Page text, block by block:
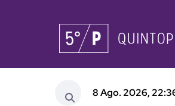
8 Ago. 2026,